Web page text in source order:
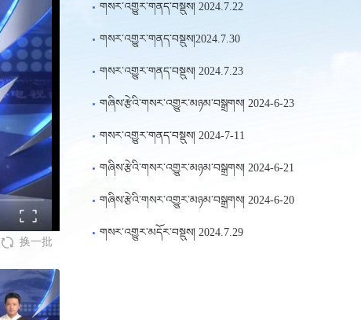
换一批
གསར་འགྱུར་གནད་བསྡུས། 2024.7.22
གསར་འགྱུར་གནད་བསྡུས།2024.7.30
གསར་འགྱུར་གནད་བསྡུས། 2024.7.23
གཞིས་རྩེའི་གསར་འགྱུར་མཉམ་བསྒྲགས། 2024-6-23
གསར་འགྱུར་གནད་བསྡུས། 2024-7-11
གཞིས་རྩེའི་གསར་འགྱུར་མཉམ་བསྒྲགས། 2024-6-21
གཞིས་རྩེའི་གསར་འགྱུར་མཉམ་བསྒྲགས། 2024-6-20
གསར་འགྱུར་མདོར་བསྡུས། 2024.7.29